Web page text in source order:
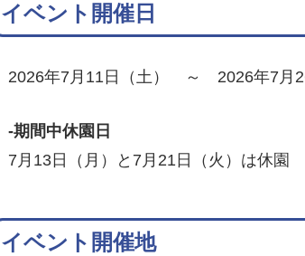
イベント開催日
2026年7月11日（土） ～ 2026年7月
-期間中休園日
7月13日（月）と7月21日（火）は休園
イベント開催地